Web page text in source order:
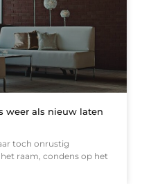
weer als nieuw laten
toch onrustig
raam, condens op het